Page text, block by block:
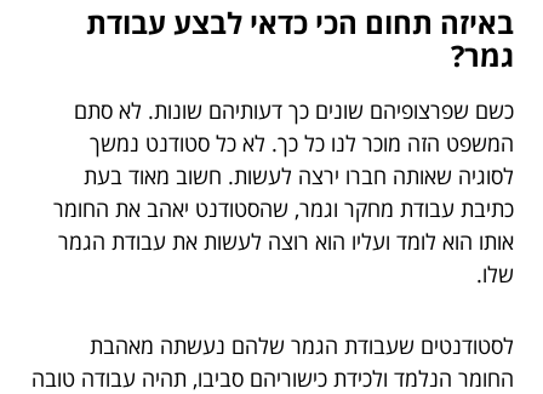
באיזה תחום הכי כדאי לבצע עבודת
גמר?
כשם שפרצופיהם שונים כך דעותיהם שונות. לא סתם
המשפט הזה מוכר לנו כל כך. לא כל סטודנט נמשך
לסוגיה שאותה חברו ירצה לעשות. חשוב מאוד בעת
כתיבת עבודת מחקר וגמר, שהסטודנט יאהב את החומר
אותו הוא לומד ועליו הוא רוצה לעשות את עבודת הגמר
שלו.
לסטודנטים שעבודת הגמר שלהם נעשתה מאהבת
החומר הנלמד ולכידת כישוריהם סביבו, תהיה עבודה טובה